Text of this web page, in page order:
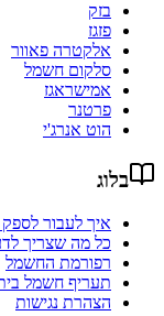
בזק
פזגז
אלקטרה פאוור
סלקום חשמל
אמישראגז
פרטנר
הוט אנרג'י
בלוג
איך לעבור
כל מה שצריך
רפורמת החשמל
תעריף חשמל
הצהרת נגישות